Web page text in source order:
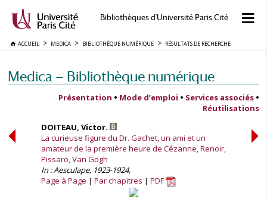
Bibliothèques d'Université Paris Cité
ACCUEIL MEDICA BIBLIOTHÈQUE NUMÉRIQUE RÉSULTATS DE RECHERCHE
Medica — Bibliothèque numérique
Présentation • Mode d’emploi • Services associés •
Réutilisations
DOITEAU, Victor.
La curieuse figure du Dr. Gachet, un ami et un
amateur de la première heure de Cézanne, Renoir,
Pissaro, Van Gogh
In : Aesculape, 1923-1924,
Page à Page
Par chapitres PDF